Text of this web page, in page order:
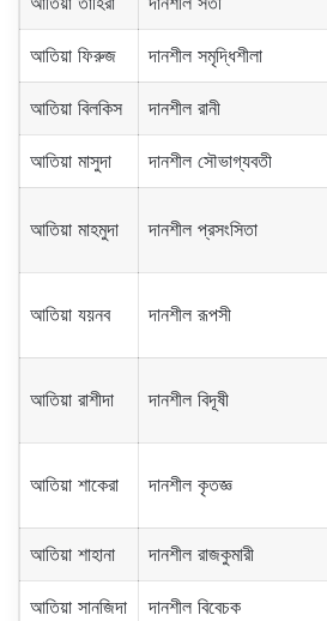
আতিয়া ফিরুজ দানশীল সমৃদ্ধিশীলা
আতিয়া বিলকিস দানশীল রানী
আতিয়া মাসুদা দানশীল সৌভাগ্যবতী
আতিয়া মাহমুদা দানশীল প্রসংসিতা
আতিয়া যয়নব দানশীল রূপসী
আতিয়া রাশীদা দানশীল বিদূষী
আতিয়া শাকেরা দানশীল কৃতজ্ঞ
আতিয়া শাহানা দানশীল রাজকুমারী
আতিয়া সানজিদা দানশীল বিবেচক